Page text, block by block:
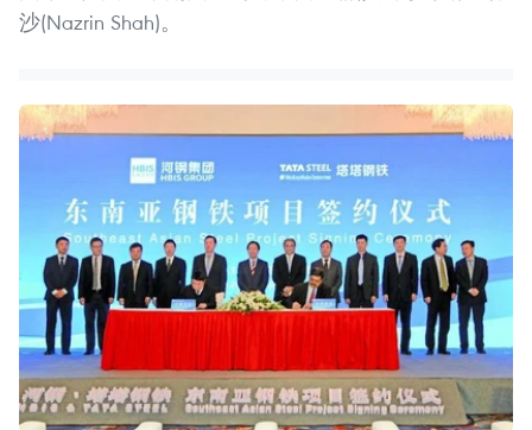
沙(Nazrin Shah)。